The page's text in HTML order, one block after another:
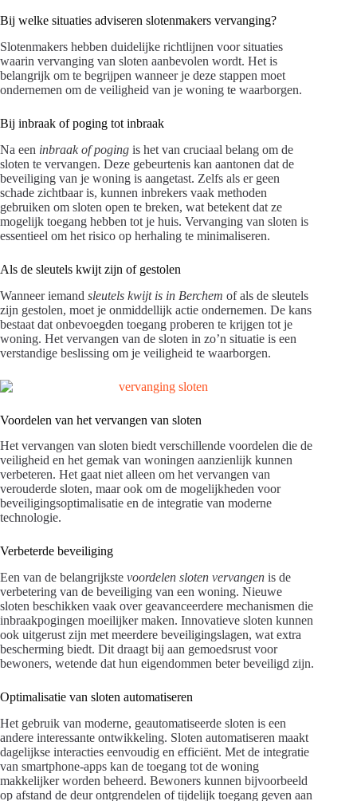
Bij welke situaties adviseren slotenmakers vervanging?
Slotenmakers hebben duidelijke richtlijnen voor situaties
waarin vervanging van sloten aanbevolen wordt. Het is
belangrijk om te begrijpen wanneer je deze stappen moet
ondernemen om de veiligheid van je woning te waarborgen.
Bij inbraak of poging tot inbraak
Na een inbraak of poging is het van cruciaal belang om de
sloten te vervangen. Deze gebeurtenis kan aantonen dat de
beveiliging van je woning is aangetast. Zelfs als er geen
schade zichtbaar is, kunnen inbrekers vaak methoden
gebruiken om sloten open te breken, wat betekent dat ze
mogelijk toegang hebben tot je huis. Vervanging van sloten is
essentieel om het risico op herhaling te minimaliseren.
Als de sleutels kwijt zijn of gestolen
Wanneer iemand sleutels kwijt is in Berchem of als de sleutels
zijn gestolen, moet je onmiddellijk actie ondernemen. De kans
bestaat dat onbevoegden toegang proberen te krijgen tot je
woning. Het vervangen van de sloten in zo’n situatie is een
verstandige beslissing om je veiligheid te waarborgen.
Voordelen van het vervangen van sloten
Het vervangen van sloten biedt verschillende voordelen die de
veiligheid en het gemak van woningen aanzienlijk kunnen
verbeteren. Het gaat niet alleen om het vervangen van
verouderde sloten, maar ook om de mogelijkheden voor
beveiligingsoptimalisatie en de integratie van moderne
technologie.
Verbeterde beveiliging
Een van de belangrijkste voordelen sloten vervangen is de
verbetering van de beveiliging van een woning. Nieuwe
sloten beschikken vaak over geavanceerdere mechanismen die
inbraakpogingen moeilijker maken. Innovatieve sloten kunnen
ook uitgerust zijn met meerdere beveiligingslagen, wat extra
bescherming biedt. Dit draagt bij aan gemoedsrust voor
bewoners, wetende dat hun eigendommen beter beveiligd zijn.
Optimalisatie van sloten automatiseren
Het gebruik van moderne, geautomatiseerde sloten is een
andere interessante ontwikkeling. Sloten automatiseren maakt
dagelijkse interacties eenvoudig en efficiënt. Met de integratie
van smartphone-apps kan de toegang tot de woning
makkelijker worden beheerd. Bewoners kunnen bijvoorbeeld
op afstand de deur ontgrendelen of tijdelijk toegang geven aan